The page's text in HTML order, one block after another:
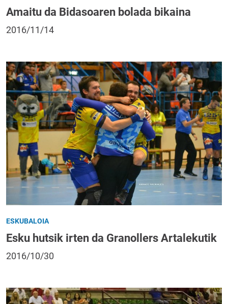
Amaitu da Bidasoaren bolada bikaina
2016/11/14
ESKUBALOIA
Esku hutsik irten da Granollers Artalekutik
2016/10/30